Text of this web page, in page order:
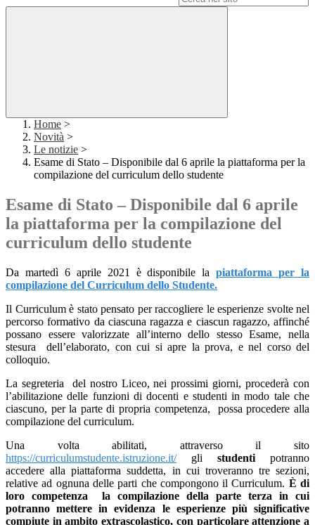
Home >
Novità >
Le notizie >
Esame di Stato – Disponibile dal 6 aprile la piattaforma per la
compilazione del curriculum dello studente
Esame di Stato – Disponibile dal 6 aprile
la piattaforma per la compilazione del
curriculum dello studente
Da martedì 6 aprile 2021 è disponibile la
piattaforma per la
compilazione del Curriculum dello Studente.
Il Curriculum è stato pensato per raccogliere le esperienze svolte nel
percorso formativo da ciascuna ragazza e ciascun ragazzo, affinché
possano essere valorizzate all’interno dello stesso Esame, nella
stesura dell’elaborato, con cui si apre la prova, e nel corso del
colloquio.
La segreteria del nostro Liceo, nei prossimi giorni, procederà con
l’abilitazione delle funzioni di docenti e studenti in modo tale che
ciascuno, per la parte di propria competenza, possa procedere alla
compilazione del curriculum.
Una volta abilitati, attraverso il sito
https://curriculumstudente.istruzione.it/gli studenti
potranno
accedere alla piattaforma suddetta, in cui troveranno tre sezioni,
relative ad ognuna delle parti che compongono il Curriculum. È di
loro competenza la compilazione della parte terza in cui
potranno mettere in evidenza le esperienze più significative
compiute in ambito extrascolastico, con particolare attenzione a